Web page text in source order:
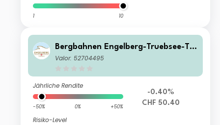
1 10
Bergbahnen Engelberg-Truebsee-Titl
is AG BET
Valor: 52704495
Jährliche Rendite
-50% 0% +50%
Risiko-Level
-0.40%
CHF 50.40